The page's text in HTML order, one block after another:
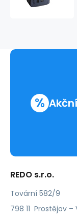
%
REDO s.r.o.
Tovární 582/9
798 11 Prostějov –